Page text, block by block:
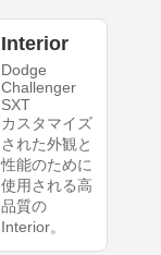
Interior
Dodge
Challenger
SXT
カスタマイズ
された外観と
性能のために
使用される高
品質の
Interior。